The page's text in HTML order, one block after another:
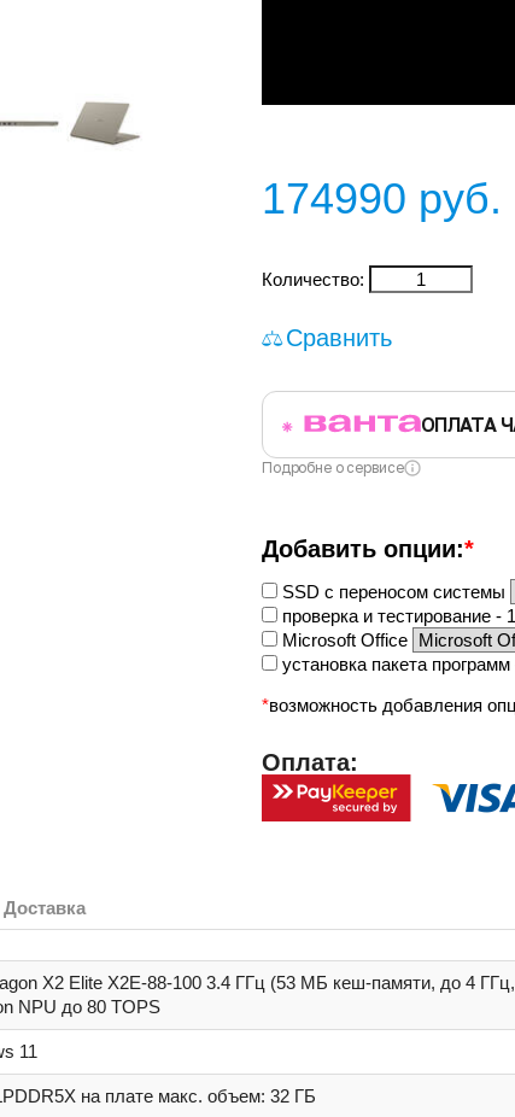
174990 руб.
Количество:
Сравнить
ОПЛАТА
Подробне о сервисе
Добавить опции:*
SSD с переносом системы
проверка и тестирование -
Microsoft Office
установка пакета
*возможность добавления
Оплата:
Доставка
X2 Elite X2E-88-100 3.4 ГГц (53 МБ кеш-памяти, до 4
NPU до 80 TOPS
11
на плате макс. объем: 32 ГБ